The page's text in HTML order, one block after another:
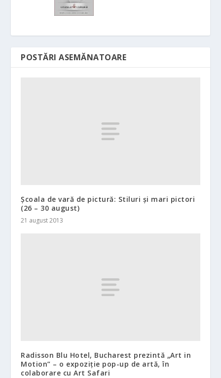
POSTĂRI ASEMĂNATOARE
Școala de vară de pictură: Stiluri și mari pictori
(26 – 30 august)
21 august 2013
Radisson Blu Hotel, Bucharest prezintă „Art in
Motion” – o expoziție pop-up de artă, în
colaborare cu Art Safari